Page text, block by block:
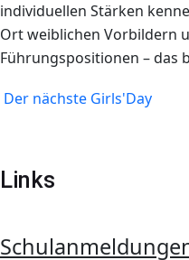
individuellen Stärken
Ort weiblichen Vorbildern
Führungspositionen – das
Der nächste Girls'Day
Links